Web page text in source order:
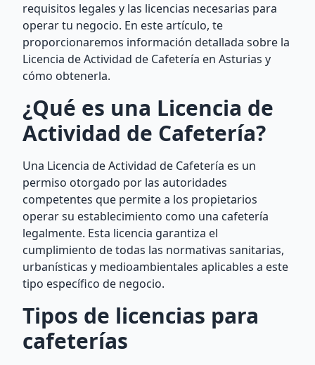
requisitos legales y las licencias necesarias para
operar tu negocio. En este artículo, te
proporcionaremos información detallada sobre la
Licencia de Actividad de Cafetería en Asturias y
cómo obtenerla.
¿Qué es una Licencia de
Actividad de Cafetería?
Una Licencia de Actividad de Cafetería es un
permiso otorgado por las autoridades
competentes que permite a los propietarios
operar su establecimiento como una cafetería
legalmente. Esta licencia garantiza el
cumplimiento de todas las normativas sanitarias,
urbanísticas y medioambientales aplicables a este
tipo específico de negocio.
Tipos de licencias para
cafeterías